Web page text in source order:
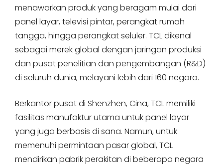
menawarkan produk yang beragam mulai dari
panel layar, televisi pintar, perangkat rumah
tangga, hingga perangkat seluler. TCL dikenal
sebagai merek global dengan jaringan produksi
dan pusat penelitian dan pengembangan (R&D)
di seluruh dunia, melayani lebih dari 160 negara.
Berkantor pusat di Shenzhen, Cina, TCL memiliki
fasilitas manufaktur utama untuk panel layar
yang juga berbasis di sana. Namun, untuk
memenuhi permintaan pasar global, TCL
mendirikan pabrik perakitan di beberapa negara